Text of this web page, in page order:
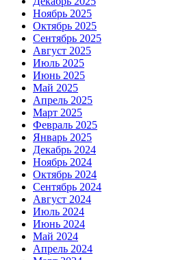
Ноябрь 2025
Октябрь 2025
Сентябрь 2025
Август 2025
Июль 2025
Июнь 2025
Май 2025
Апрель 2025
Март 2025
Февраль 2025
Январь 2025
Декабрь 2024
Ноябрь 2024
Октябрь 2024
Сентябрь 2024
Август 2024
Июль 2024
Июнь 2024
Май 2024
Апрель 2024